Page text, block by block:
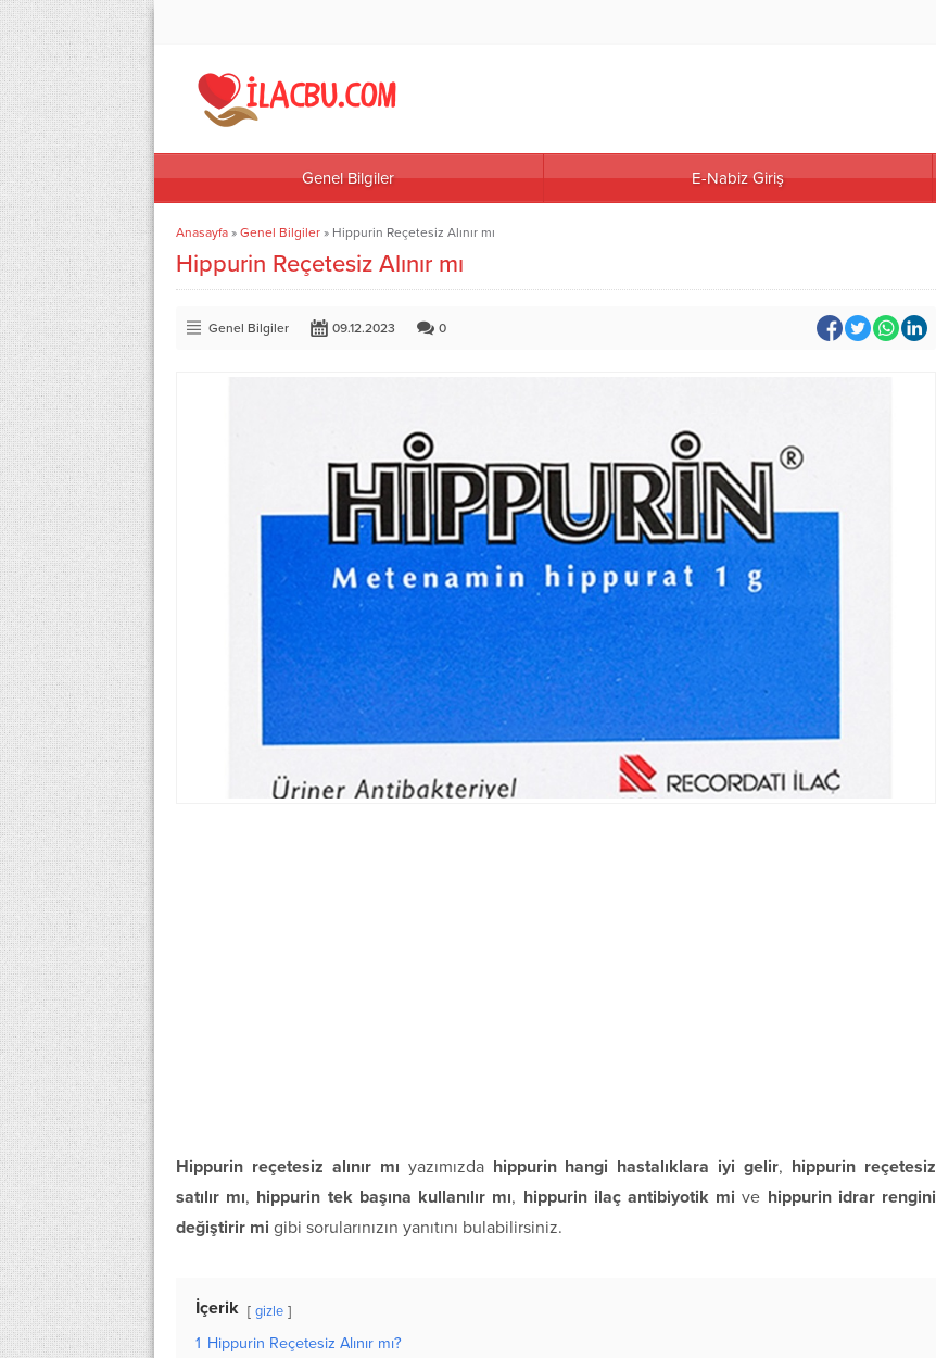
Genel Bilgiler E-Nabiz Giriş
Anasayfa » Genel Bilgiler » Hippurin Reçetesiz Alınır mı
Hippurin Reçetesiz Alınır mı
Genel Bilgiler 09.12.2023 0
Hippurin reçetesiz alınır mı yazımızda hippurin hangi hastalıklara iyi gelir, hippurin reçetesiz
satılır mı, hippurin tek başına kullanılır mı, hippurin ilaç antibiyotik mi ve hippurin idrar rengini
değiştirir mi gibi sorularınızın yanıtını bulabilirsiniz.
İçerik gizle
1 Hippurin Reçetesiz Alınır mı?